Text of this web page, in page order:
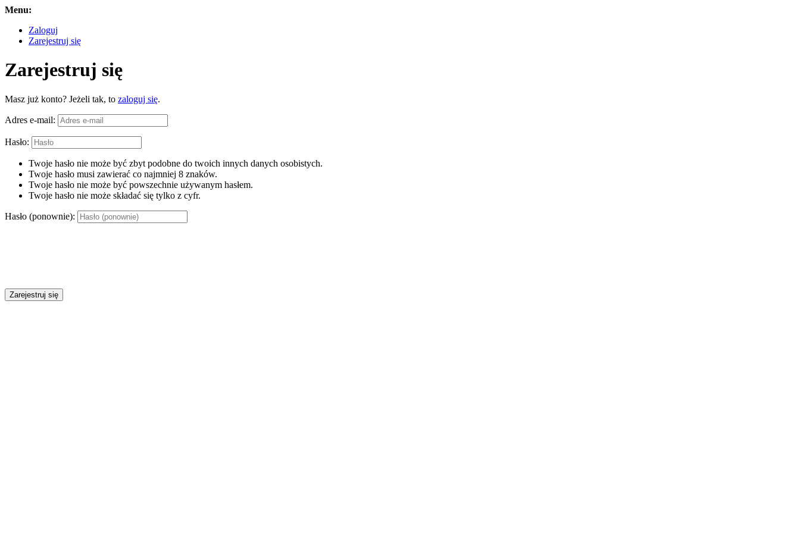
Menu:
Zaloguj
Zarejestruj się
Zarejestruj się
Masz już konto? Jeżeli tak, to zaloguj się.
Adres e-mail:
Hasło:
Twoje hasło nie może być zbyt podobne do twoich innych danych osobistych.
Twoje hasło musi zawierać co najmniej 8 znaków.
Twoje hasło nie może być powszechnie używanym hasłem.
Twoje hasło nie może składać się tylko z cyfr.
Hasło (ponownie):
Zarejestruj się